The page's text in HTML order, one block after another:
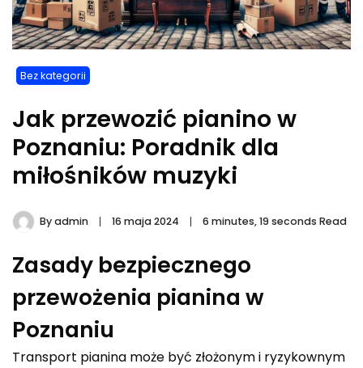
Bez kategorii
Jak przewozić pianino w
Poznaniu: Poradnik dla
miłośników muzyki
Byadmin 16 maja 2024 6 minutes, 19 seconds Read
Zasady bezpiecznego
przewożenia pianina w
Poznaniu
Transport pianina może być złożonym i ryzykownym